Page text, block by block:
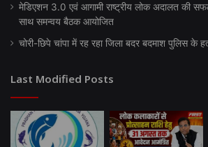
मेडिएशन 3.0 एवं आगामी राष्ट्रीय लोक अदालत की
साथ समन्वय बैठक आयोजित
चोरी-छिपे चांपा में रह रहा जिला बदर बदमाश पुलिस के
Last Modified Posts